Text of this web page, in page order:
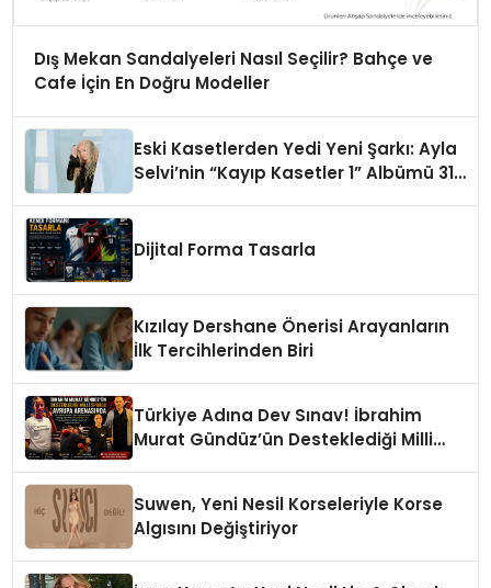
Dış Mekan Sandalyeleri Nasıl Seçilir? Bahçe ve
Cafe İçin En Doğru Modeller
Eski Kasetlerden Yedi Yeni Şarkı: Ayla
Selvi’nin “Kayıp Kasetler 1” Albümü 31
Dijital Forma Tasarla
Kızılay Dershane Önerisi Arayanların
İlk Tercihlerinden Biri
Türkiye Adına Dev Sınav! İbrahim
Murat Gündüz’ün Desteklediği Milli
Suwen, Yeni Nesil Korseleriyle Korse
Algısını Değiştiriyor